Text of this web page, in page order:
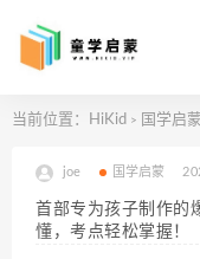
当前位置： HiKid > 国学启蒙
joe 国学启蒙
首部专为孩子制作的
懂，考点轻松掌握！